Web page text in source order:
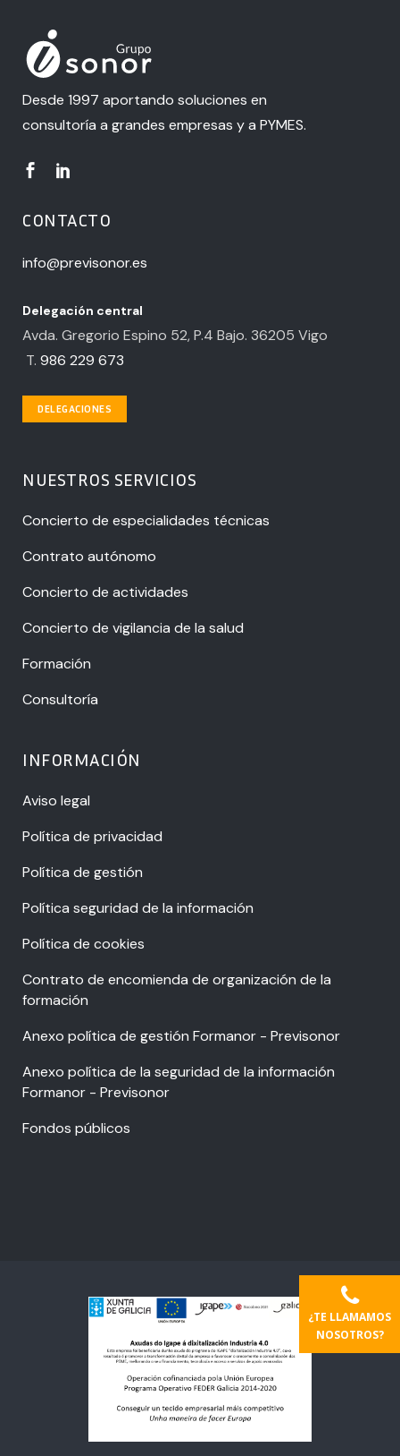
Desde 1997 aportando soluciones en
consultoría a grandes empresas y a PYMES.
CONTACTO
info@previsonor.es
Delegación central
Avda. Gregorio Espino 52, P.4 Bajo. 36205 Vigo
T. 986 229 673
DELEGACIONES
NUESTROS SERVICIOS
Concierto de especialidades técnicas
Contrato autónomo
Concierto de actividades
Concierto de vigilancia de la salud
Formación
Consultoría
INFORMACIÓN
Aviso legal
Política de privacidad
Política de gestión
Política seguridad de la información
Política de cookies
Contrato de encomienda de organización de la
formación
Anexo política de gestión Formanor - Previsonor
Anexo política de la seguridad de la información
Formanor - Previsonor
Fondos públicos
¿TE LLAMAMOS
NOSOTROS?